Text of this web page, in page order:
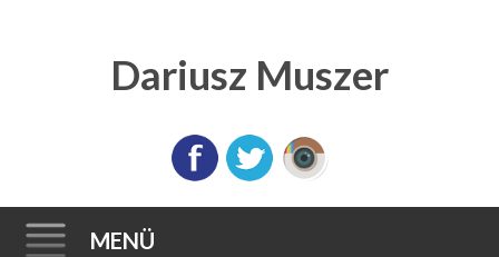
Dariusz Muszer
MENÜ